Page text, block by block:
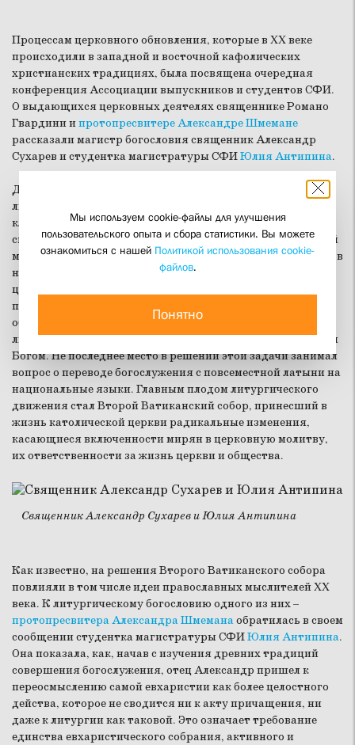
Процессам церковного обновления, которые в XX веке
происходили в западной и восточной кафолических
христианских традициях, была посвящена очередная
конференция Ассоциации выпускников и студентов СФИ.
О выдающихся церковных деятелях священнике Романо
Гвардини ипротопресвитере Александре Шмемане
рассказали магистр богословия священник Александр
Сухарев и студентка магистратуры СФИЮлия Антипина.
Доклад отца Александра Сухарева был посвящен
литургическому движению католической церкви и его
ключевым деятелям, среди которых – философ и богослов
священник Романо Гвардини (1885-1968) и бенедиктинский
монах Ламбер Бодуэн (1873-1960), папа Пий XII. Возникшее в
начале XX века в Германии, это движение ставило своей
целью сделать так, чтобы храмовое богослужение не
превращалось в театральное действие, и христианская
община могла осмысленно, как единое целое совершать
литургию, входя в реальность встречи и общения с живым
Богом. Не последнее место в решении этой задачи занимал
вопрос о переводе богослужения с повсеместной латыни на
национальные языки. Главным плодом литургического
движения стал Второй Ватиканский собор, принесший в
жизнь католической церкви радикальные изменения,
касающиеся включенности мирян в церковную молитву,
их ответственности за жизнь церкви и общества.
Священник Александр Сухарев и Юлия Антипина
Как известно, на решения Второго Ватиканского собора
повлияли в том числе идеи православных мыслителей XX
века. К литургическому богословию одного из них –
протопресвитера Александра Шмеманаобратилась в своем
сообщении студентка магистратуры СФИЮлия Антипина.
Она показала, как, начав с изучения древних традиций
совершения богослужения, отец Александр пришел к
переосмыслению самой евхаристии как более целостного
действа, которое не сводится ни к акту причащения, ни
даже к литургии как таковой. Это означает требование
единства евхаристического собрания, активного и
Мы используем cookie-файлы для улучшения
пользовательского опыта и сбора статистики. Вы можете
ознакомиться с нашей Политикой использования cookie-
файлов.
Понятно